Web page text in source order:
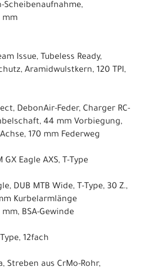
Scheibenaufnahme,
mm
Issue, Tubeless Ready,
Aramidwulstkern, 120 TPI,
DebonAir-Feder, Charger RC-
44 mm Vorbiegung,
170 mm Federweg
Eagle AXS, T-Type
DUB MTB Wide, T-Type, 30 Z.,
Kurbelarmlänge
mm, BSA-Gewinde
12fach
Streben aus CrMo-Rohr,